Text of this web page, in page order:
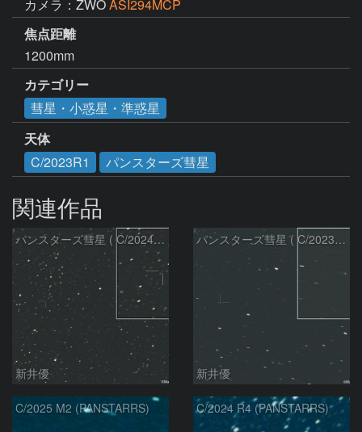
カメラ：ZWOASI294MCP
焦点距離
1200mm
カテゴリー
彗星・小惑星・準惑星
天体
C/2023R1
パンスターズ彗星
関連作品
パンスターズ彗星 ( C/2024R4 )：2026/07/27
新井優
パンスターズ彗星 ( C/2023R1 )：2026/07/09
新井優
C/2025 M2 (PANSTARRS) C/2024 R4 (PANSTARRS)